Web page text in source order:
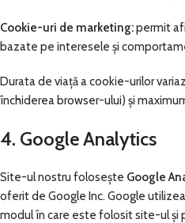
Cookie-uri de marketing:permit
bazate pe interesele și
Durata de viață a cookie-urilor
închiderea browser-ului) și
4. Google Analytics
Site-ul nostru folosește Google
oferit de Google Inc. Google
modul în care este folosit site-ul și